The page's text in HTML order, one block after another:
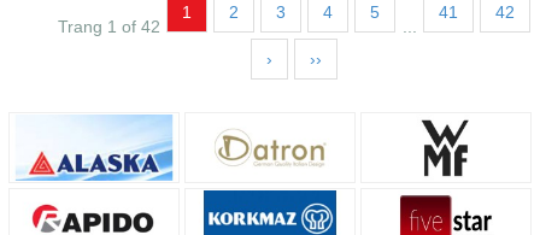
Trang 1 of 42
1 2 3 4 5 41 42
› ››